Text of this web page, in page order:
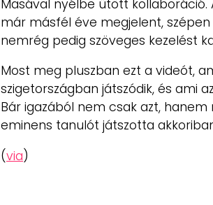
Masával nyélbe ütött kollaboráció.
már másfél éve megjelent,
nemrég pedig szöveges kezelést
Most meg pluszban ezt a videót,
szigetországban játszódik, és ami
Bár igazából nem csak azt,
eminens tanulót játszotta
(via)